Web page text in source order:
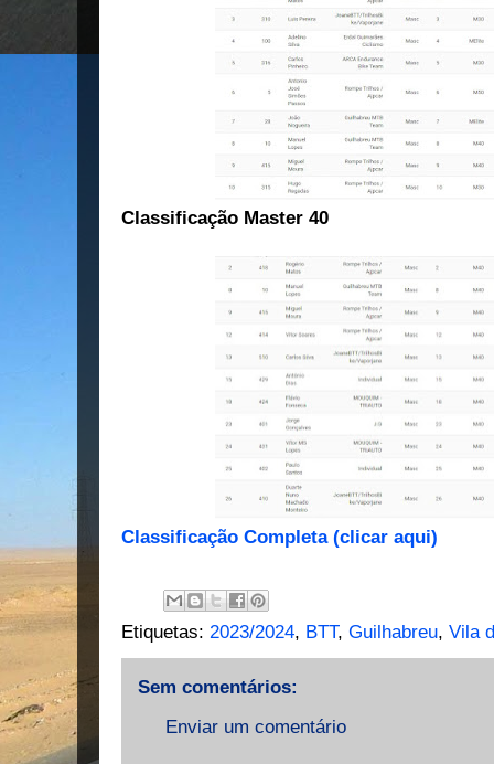
Classificação Master 40
Classificação Completa (clicar aqui)
Etiquetas: 2023/2024, BTT, Guilhabreu, Vila
Sem comentários:
Enviar um comentário